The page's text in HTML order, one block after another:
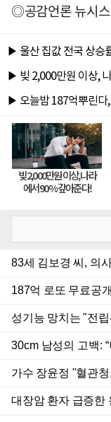
◎공감언론 뉴시스